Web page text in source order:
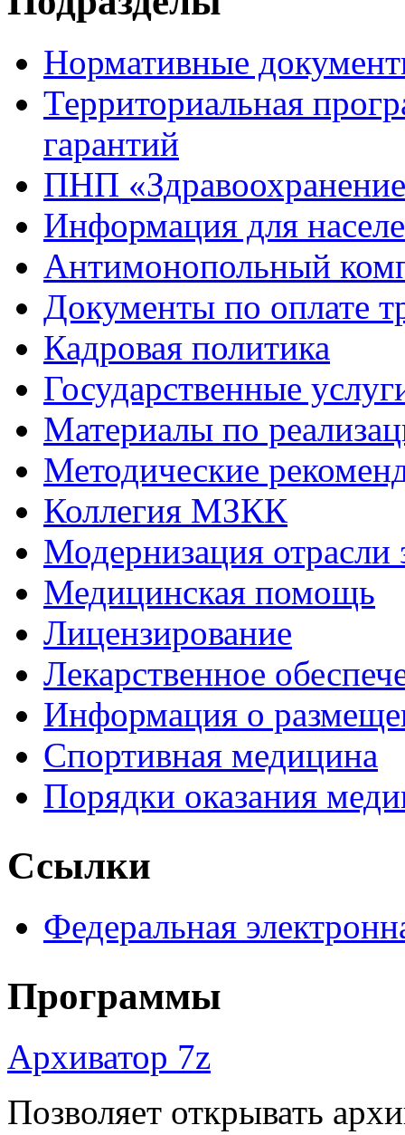
Нормативные
Территориальная
гарантий
ПНП
Информация для
Антимонопольный
Документы по оплате
Кадровая политика
Государственные
Материалы по
Методические
Коллегия МЗКК
Модернизация отрасли
Медицинская помощь
Лицензирование
Лекарственное
Информация о
Спортивная медицина
Порядки оказания
Ссылки
Федеральная
Программы
Архиватор 7z
Позволяет открывать